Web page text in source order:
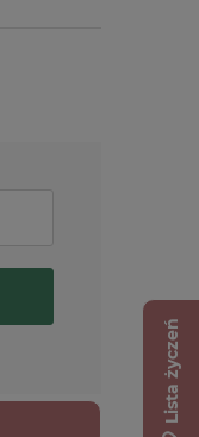
Lista życzeń